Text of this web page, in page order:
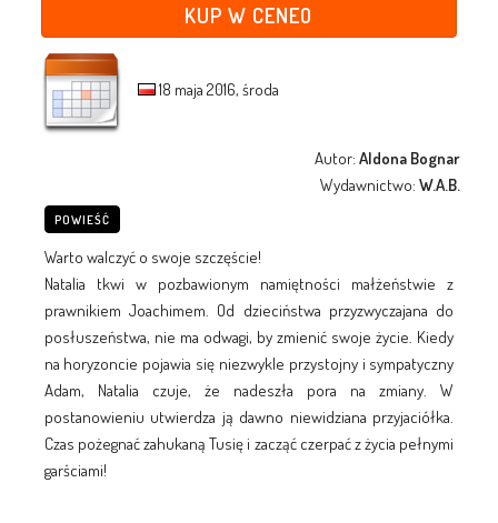
KUP W CENEO
18 maja 2016, środa
Autor:Aldona Bognar
Wydawnictwo:W.A.B.
POWIEŚĆ
Warto walczyć o swoje szczęście!
Natalia tkwi w pozbawionym namiętności małżeństwie z
prawnikiem Joachimem. Od dzieciństwa przyzwyczajana do
posłuszeństwa, nie ma odwagi, by zmienić swoje życie. Kiedy
na horyzoncie pojawia się niezwykle przystojny i sympatyczny
Adam, Natalia czuje, że nadeszła pora na zmiany. W
postanowieniu utwierdza ją dawno niewidziana przyjaciółka.
Czas pożegnać zahukaną Tusię i zacząć czerpać z życia pełnymi
garściami!